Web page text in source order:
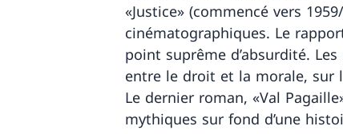
«Justice» (commencé vers
cinématographiques. Le
point suprême d’absurdité.
entre le droit et la morale, sur
Le dernier roman, «Val
mythiques sur fond d’une